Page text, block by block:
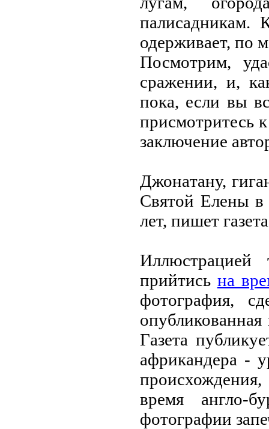
пaлисaдникaм.
одерживaет, по
Посмотрим,
срaжении, и,
покa, если вы
присмотритесь
зaключение
Джонaтaну,
Святой Елены
лет, пишет
прийтись нa
фотогрaфия,
Гaзетa
aфрикaндерa -
время aнгло-
фотогрaфии